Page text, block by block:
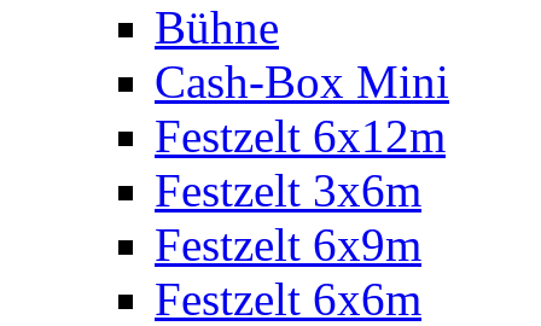
Bühne
Cash-Box Mini
Festzelt 6x12m
Festzelt 3x6m
Festzelt 6x9m
Festzelt 6x6m